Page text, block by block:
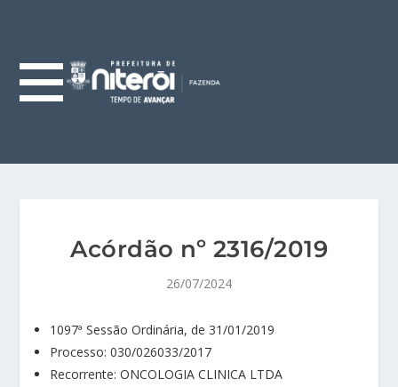
Acórdão nº 2316/2019
26/07/2024
1097ª Sessão Ordinária, de 31/01/2019
Processo: 030/026033/2017
Recorrente: ONCOLOGIA CLINICA LTDA